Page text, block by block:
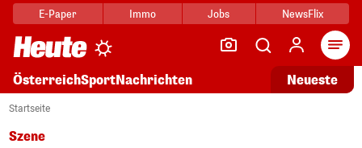
E-Paper Immo Jobs NewsFlix
ÖsterreichSportNachrichten Neueste
Startseite
Szene